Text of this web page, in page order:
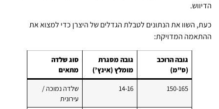
הדיווש.
כעת, השוו את הנתונים לטבלת הגדלים של היצרן כדי למצוא את
ההתאמה המדויקת:
גובה הרוכב
(ס"מ)
גובה מסגרת
מומלץ (אינץ’)
סוג שלדה
מתאים
150-165
14-16
שלדה נמוכה /
עירונית